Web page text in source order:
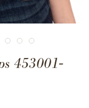
453001-